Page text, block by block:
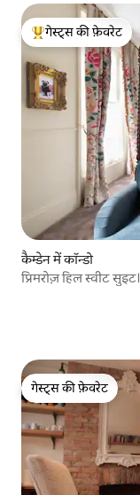
गेस्ट्स का टॉप फ़ेवरेट
गेस्ट्स की फ़ेवरेट
कैम्डेन में कॉन्डो
प्रिमरोज़ हिल स्वीट सुइट।
गेस्ट्स की फ़ेवरेट
गेस्ट्स की फ़ेवरेट